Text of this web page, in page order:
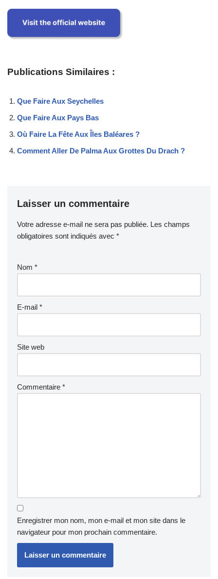
Publications Similaires :
Que Faire Aux Seychelles
Que Faire Aux Pays Bas
Où Faire La Fête Aux Îles Baléares ?
Comment Aller De Palma Aux Grottes Du Drach ?
Laisser un commentaire
Votre adresse e-mail ne sera pas publiée. Les champs
obligatoires sont indiqués avec *
Nom *
E-mail *
Site web
Commentaire *
Enregistrer mon nom, mon e-mail et mon site dans le
navigateur pour mon prochain commentaire.